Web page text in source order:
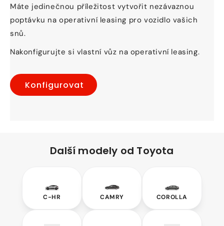
Máte jedinečnou příležitost vytvořit nezávaznou
poptávku na operativní leasing pro vozidlo vašich
snů.
Nakonfigurujte si vlastní vůz na operativní leasing.
Konfigurovat
Další modely od Toyota
C-HR CAMRY COROLLA